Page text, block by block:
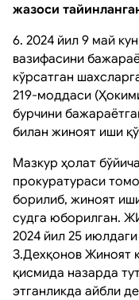
жазоси
6. 2024 йил 9 май
вазифасини
кўрсатган
219-моддаси
бурчини
билан жиноят иши
Мазкур ҳолат
прокуратураси
борилиб, жиноят
судга юборилган.
2024 йил 25
З.Дехқонов Жиноят
қисмида назарда
этганликда айбли